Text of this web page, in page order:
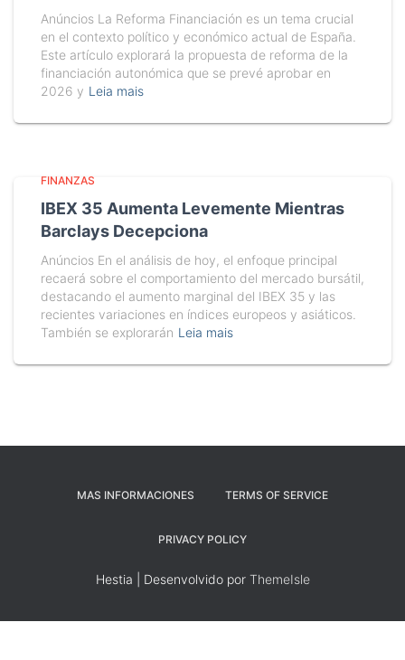
Anúncios La Reforma Financiación es un tema crucial
en el contexto político y económico actual de España.
Este artículo explorará la propuesta de reforma de la
financiación autonómica que se prevé aprobar en
2026 y Leia mais
FINANZAS
IBEX 35 Aumenta Levemente Mientras
Barclays Decepciona
Anúncios En el análisis de hoy, el enfoque principal
recaerá sobre el comportamiento del mercado bursátil,
destacando el aumento marginal del IBEX 35 y las
recientes variaciones en índices europeos y asiáticos.
También se explorarán Leia mais
MAS INFORMACIONES TERMS OF SERVICE
PRIVACY POLICY
Hestia | Desenvolvido por ThemeIsle